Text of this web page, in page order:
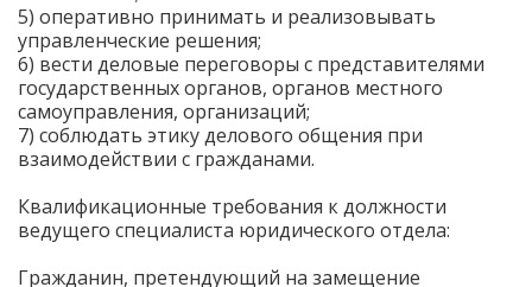
5) оперативно принимать и реализовывать
управленческие решения;
6) вести деловые переговоры с представителями
государственных органов, органов местного
самоуправления, организаций;
7) соблюдать этику делового общения при
взаимодействии с гражданами.
Квалификационные требования к должности
ведущего специалиста юридического отдела:
Гражданин, претендующий на замещение